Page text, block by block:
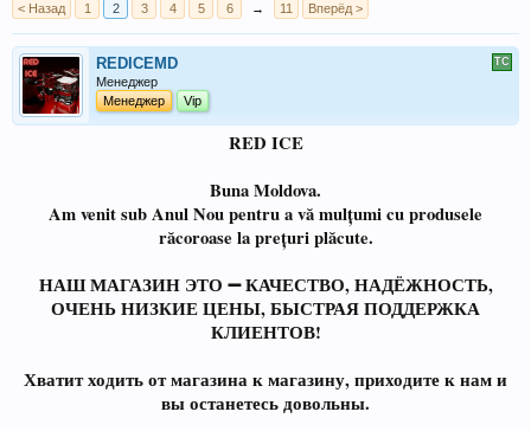
< Назад 1 2 3 4 5 6 → 11 Вперёд >
REDICEMD
Менеджер
Менеджер
Vip
RED ICE
Buna Moldova.
Am venit sub Anul Nou pentru a vă mulțumi cu produsele
răcoroase la prețuri plăcute.
НАШ МАГАЗИН ЭТО ➖ КАЧЕСТВО, НАДЁЖНОСТЬ,
ОЧЕНЬ НИЗКИЕ ЦЕНЫ, БЫСТРАЯ ПОДДЕРЖКА
КЛИЕНТОВ!
Хватит ходить от магазина к магазину, приходите к нам и
вы останетесь довольны.